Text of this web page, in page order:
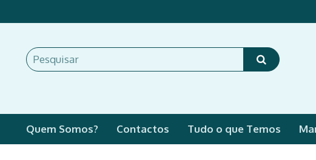
Quem Somos? Contactos Tudo o que Temos